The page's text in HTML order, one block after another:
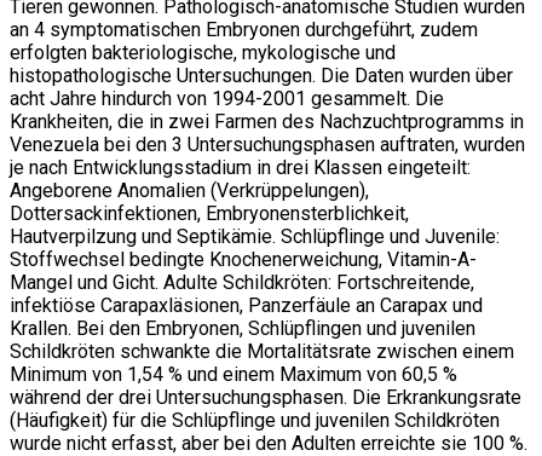
Tieren gewonnen. Pathologisch-anatomische Studien wurden
an 4 symptomatischen Embryonen durchgeführt, zudem
erfolgten bakteriologische, mykologische und
histopathologische Untersuchungen. Die Daten wurden über
acht Jahre hindurch von 1994-2001 gesammelt. Die
Krankheiten, die in zwei Farmen des Nachzuchtprogramms in
Venezuela bei den 3 Untersuchungsphasen auftraten, wurden
je nach Entwicklungsstadium in drei Klassen eingeteilt:
Angeborene Anomalien (Verkrüppelungen),
Dottersackinfektionen, Embryonensterblichkeit,
Hautverpilzung und Septikämie. Schlüpflinge und Juvenile:
Stoffwechsel bedingte Knochenerweichung, Vitamin-A-
Mangel und Gicht. Adulte Schildkröten: Fortschreitende,
infektiöse Carapaxläsionen, Panzerfäule an Carapax und
Krallen. Bei den Embryonen, Schlüpflingen und juvenilen
Schildkröten schwankte die Mortalitätsrate zwischen einem
Minimum von 1,54 % und einem Maximum von 60,5 %
während der drei Untersuchungsphasen. Die Erkrankungsrate
(Häufigkeit) für die Schlüpflinge und juvenilen Schildkröten
wurde nicht erfasst, aber bei den Adulten erreichte sie 100 %.